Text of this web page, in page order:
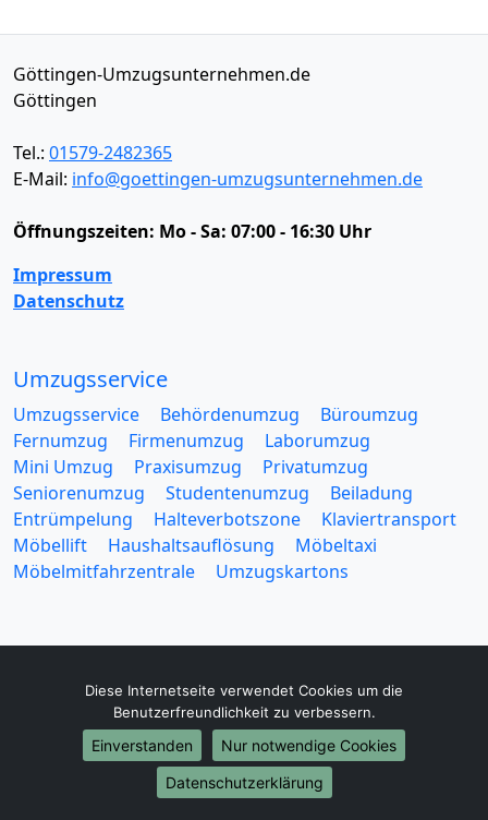
Göttingen-Umzugsunternehmen.de
Göttingen
Tel.: 01579-2482365
E-Mail: info@goettingen-umzugsunternehmen.de
Öffnungszeiten: Mo - Sa: 07:00 - 16:30 Uhr
Impressum
Datenschutz
Umzugsservice
Umzugsservice Behördenumzug
Büroumzug
Fernumzug
Firmenumzug
Laborumzug
Mini Umzug
Praxisumzug
Privatumzug
Seniorenumzug
Studentenumzug
Beiladung
Entrümpelung
Halteverbotszone
Klaviertransport
Möbellift
Haushaltsauflösung
Möbeltaxi
Möbelmitfahrzentrale
Umzugskartons
Europa-Umzüge
Umzug von Göttingen nach Belarus
Umzug von Göttingen nach Belgien
Umzug von Göttingen nach Bulgarien
Diese Internetseite verwendet Cookies um die
Benutzerfreundlichkeit zu verbessern.
Einverstanden
Nur notwendige Cookies
Datenschutzerklärung